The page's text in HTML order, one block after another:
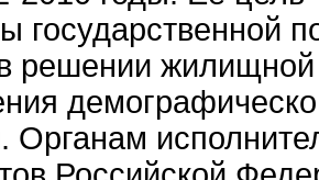
государственной
решении
Органам